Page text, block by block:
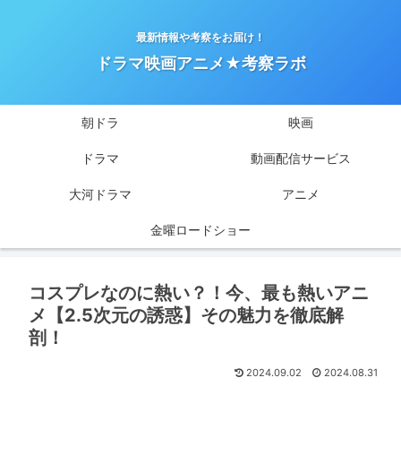
最新情報や考察をお届け！
ドラマ映画アニメ★考察ラボ
朝ドラ 映画
ドラマ 動画配信サービス
大河ドラマ アニメ
金曜ロードショー
コスプレなのに熱い？！今、最も熱いアニ
メ【2.5次元の誘惑】その魅力を徹底解
剖！
2024.09.02 2024.08.31